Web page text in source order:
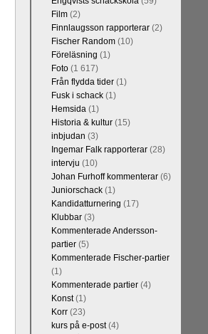
Film(2)
Finnlaugsson rapporterar(2)
Fischer Random(10)
Föreläsning (1)
Foto(1 617)
Från flydda tider(1)
Fusk i schack(1)
Hemsida(1)
Historia & kultur(15)
inbjudan (3)
Ingemar Falk rapporterar(28)
intervju (10)
Johan Furhoff kommenterar(6)
Juniorschack(1)
Kandidatturnering (17)
Klubbar(3)
Kommenterade Andersson-
partier(5)
Kommenterade Fischer-partier
(1)
Kommenterade partier(4)
Konst(1)
Korr(23)
kurs på e-post(4)